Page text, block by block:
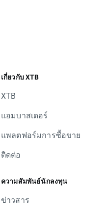
เกี่ยวกับ XTB
XTB
แอมบาสเดอร์
แพลตฟอร์มการซื้อขาย
ติดต่อ
ความสัมพันธ์นักลงทุน
ข่าวสาร